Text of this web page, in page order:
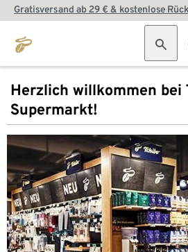
Gratisversand ab 29 € & kostenlose
Herzlich willkommen bei
Supermarkt!